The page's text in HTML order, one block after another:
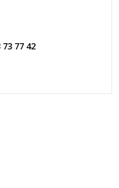
73 77 42